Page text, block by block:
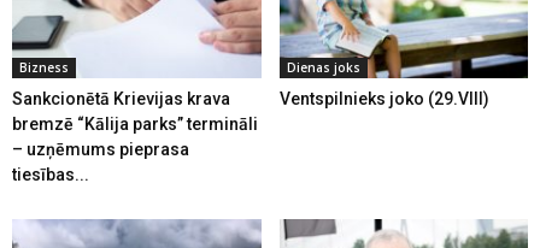
Bizness
Sankcionētā Krievijas krava
bremzē “Kālija parks” termināli
– uzņēmums pieprasa
tiesības...
Dienas joks
Ventspilnieks joko (29.VIII)